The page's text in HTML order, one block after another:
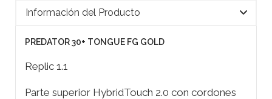
Información del Producto
PREDATOR 30+ TONGUE FG GOLD
Replic 1.1
Parte superior HybridTouch 2.0 con cordones